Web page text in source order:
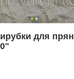
для